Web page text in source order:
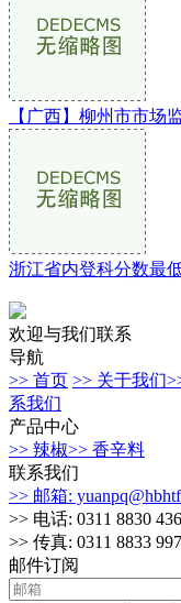
【广西】柳州市市场
浙江省内登科分数最
欢迎与我们联系
导航
>> 首页 >> 关于我们
系我们
产品中心
>> 辣椒>> 香辛料
联系我们
>> 邮箱:
>> 电话: 0311 8830
>> 传真: 0311 8833
邮件订阅